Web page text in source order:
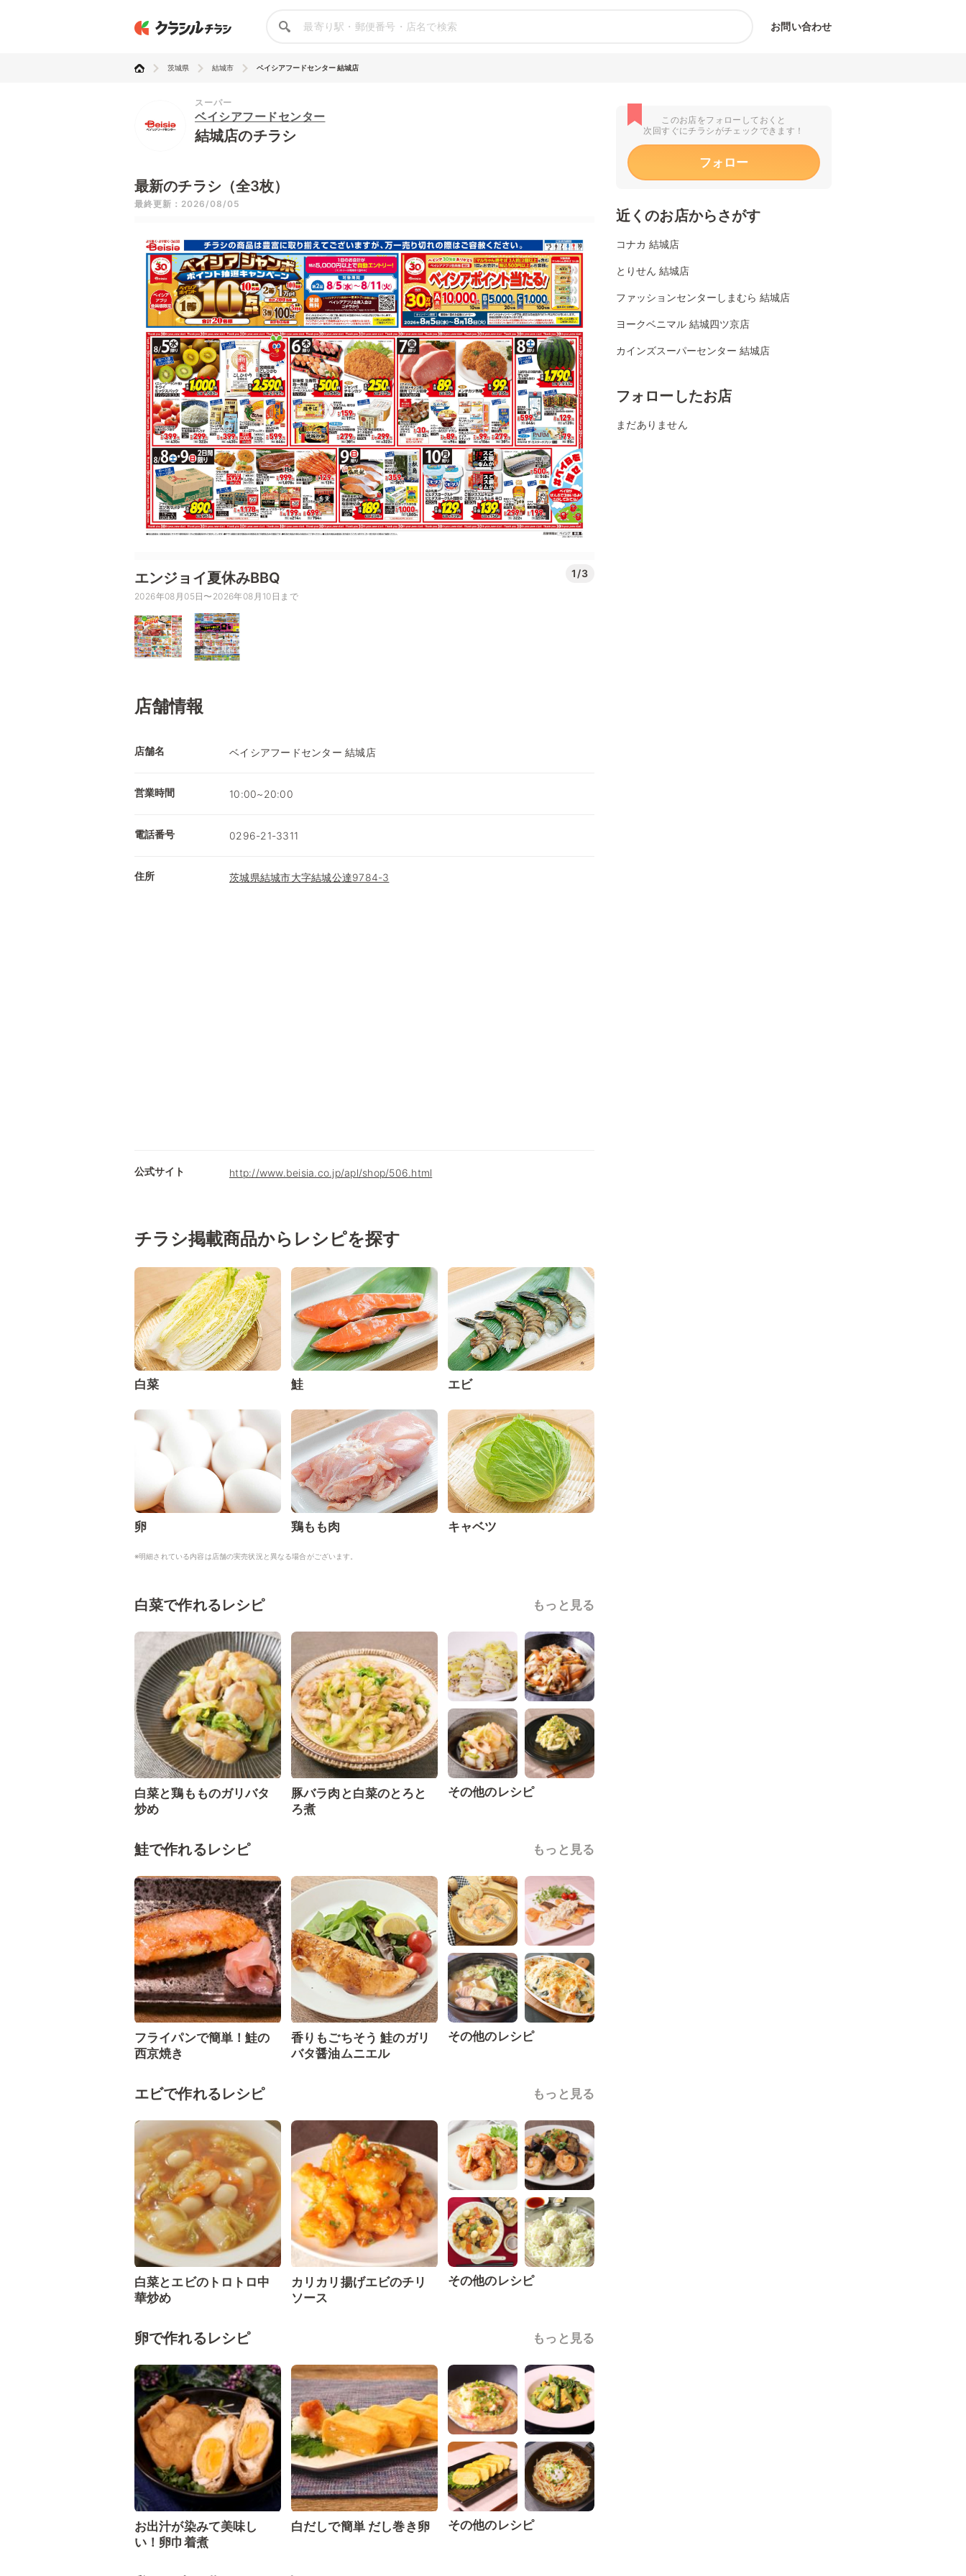
お問い合わせ
茨城県 結城市 ベイシアフードセンター 結城店
スーパー
ベイシアフードセンター
結城店のチラシ
最新のチラシ（全3枚）
最終更新：2026/08/05
エンジョイ夏休みBBQ 1/3
2026年08月05日〜2026年08月10日まで
店舗情報
店舗名 ベイシアフードセンター 結城店
営業時間 10:00~20:00
電話番号 0296-21-3311
住所 茨城県結城市大字結城公達9784-3
公式サイト http://www.beisia.co.jp/apl/shop/506.html
チラシ掲載商品からレシピを探す
白菜 鮭 エビ
卵 鶏もも肉 キャベツ
※明細されている内容は店舗の実売状況と異なる場合がございます。
白菜で作れるレシピ もっと見る
白菜と鶏もものガリバタ
炒め
豚バラ肉と白菜のとろと
ろ煮
その他のレシピ
鮭で作れるレシピ もっと見る
フライパンで簡単！鮭の
西京焼き
香りもごちそう 鮭のガリ
バタ醤油ムニエル
その他のレシピ
エビで作れるレシピ もっと見る
白菜とエビのトロトロ中
華炒め
カリカリ揚げエビのチリ
ソース
その他のレシピ
卵で作れるレシピ もっと見る
お出汁が染みて美味し
い！卵巾着煮
白だしで簡単 だし巻き卵 その他のレシピ
このお店をフォローしておくと
次回すぐにチラシがチェックできます！
フォロー
近くのお店からさがす
コナカ 結城店
とりせん 結城店
ファッションセンターしまむら 結城店
ヨークベニマル 結城四ツ京店
カインズスーパーセンター 結城店
フォローしたお店
まだありません